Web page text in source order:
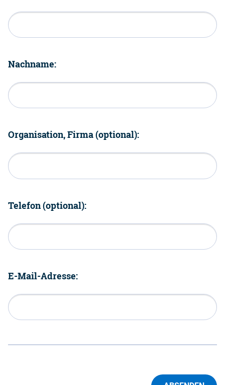
Nachname:
Organisation, Firma (optional):
Telefon (optional):
E-Mail-Adresse: